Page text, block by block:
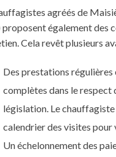
agréés de
également des
Cela revêt plusieurs
Des prestations régulières
complètes dans le respect
législation. Le
calendrier des visites pour
Un échelonnement des